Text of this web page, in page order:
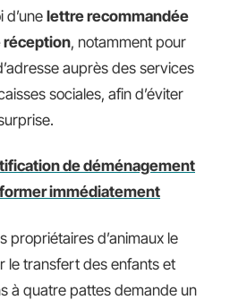
d’unelettre recommandée
réception, notamment pour
auprès des services
sociales, afin d’éviter
de déménagement
immédiatement
propriétaires d’animaux le
le transfert des enfants et
à quatre pattes demande un